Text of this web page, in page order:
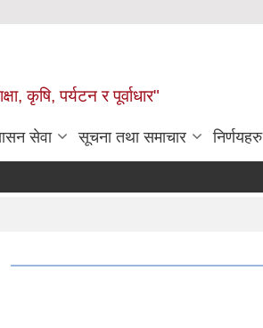
कृषि, पर्यटन र पूर्वाधार"
सेवा सूचना तथा समाचार निर्णयहरु